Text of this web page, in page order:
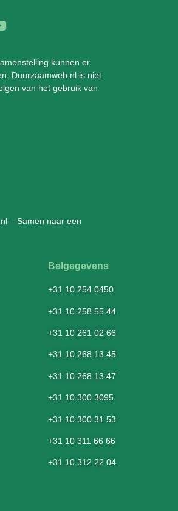
kunnen er
Duurzaamweb.nl is niet
van het gebruik van
– Samen naar een
Belgegevens
+31 10 254 0450
+31 10 258 55 44
+31 10 261 02 66
+31 10 268 13 45
+31 10 268 13 47
+31 10 300 3095
+31 10 300 31 53
+31 10 311 66 66
+31 10 312 22 04